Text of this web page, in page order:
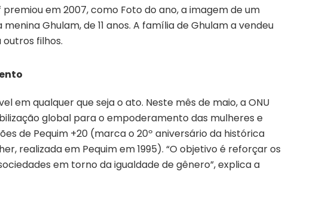
em 2007, como Foto do ano, a imagem de um
Ghulam, de 11 anos. A família de Ghulam a vendeu
filhos.
em qualquer que seja o ato. Neste mês de maio, a ONU
global para o empoderamento das mulheres e
de Pequim +20 (marca o 20º aniversário da histórica
realizada em Pequim em 1995). “O objetivo é reforçar os
em torno da igualdade de gênero”, explica a